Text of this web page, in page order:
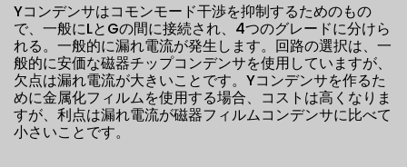
Yコンデンサはコモンモード干渉を抑制するためのもの
で、一般にLとGの間に接続され、4つのグレードに分けら
れる。一般的に漏れ電流が発生します。回路の選択は、一
般的に安価な磁器チップコンデンサを使用していますが、
欠点は漏れ電流が大きいことです。Yコンデンサを作るた
めに金属化フィルムを使用する場合、コストは高くなりま
すが、利点は漏れ電流が磁器フィルムコンデンサに比べて
小さいことです。